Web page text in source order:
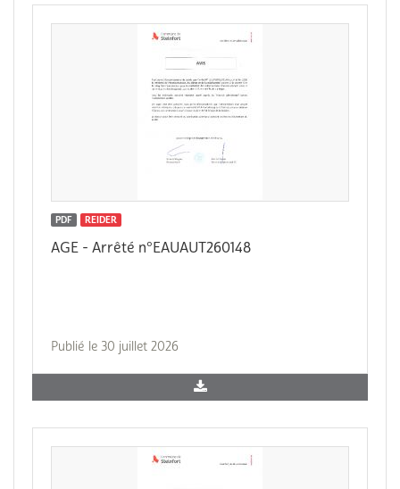
PDF REIDER
AGE - Arrêté n°EAUAUT260148
Publié le 30 juillet 2026